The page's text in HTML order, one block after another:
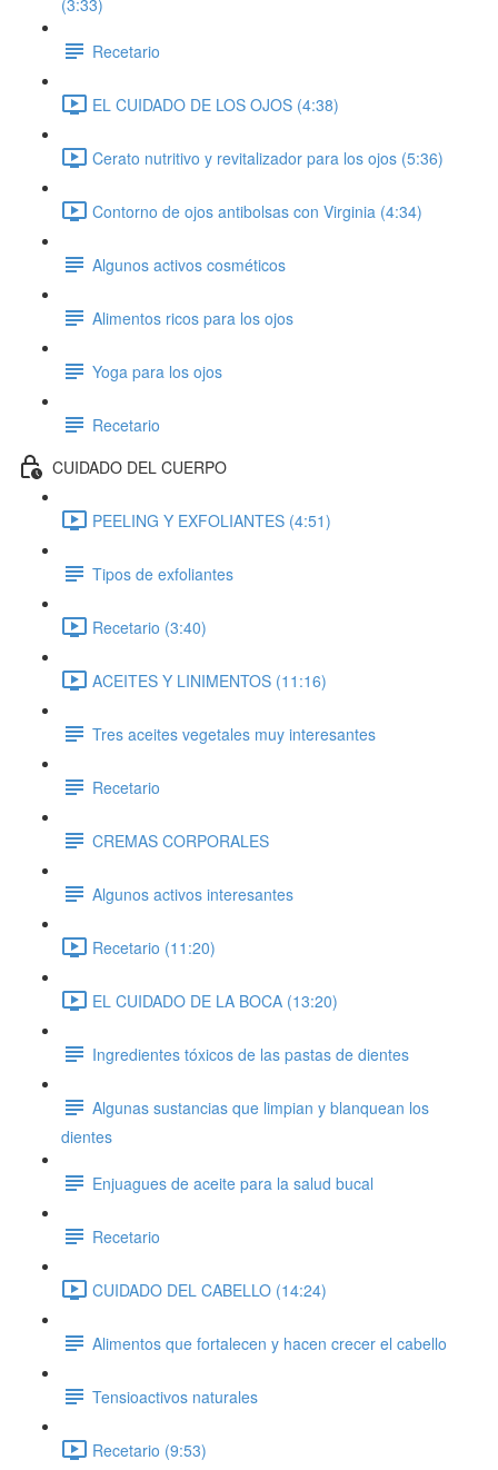
(3:33)
Recetario
EL CUIDADO DE LOS OJOS (4:38)
Cerato nutritivo y revitalizador para los ojos (5:36)
Contorno de ojos antibolsas con Virginia (4:34)
Algunos activos cosméticos
Alimentos ricos para los ojos
Yoga para los ojos
Recetario
CUIDADO DEL CUERPO
PEELING Y EXFOLIANTES (4:51)
Tipos de exfoliantes
Recetario (3:40)
ACEITES Y LINIMENTOS (11:16)
Tres aceites vegetales muy interesantes
Recetario
CREMAS CORPORALES
Algunos activos interesantes
Recetario (11:20)
EL CUIDADO DE LA BOCA (13:20)
Ingredientes tóxicos de las pastas de dientes
Algunas sustancias que limpian y blanquean los
dientes
Enjuagues de aceite para la salud bucal
Recetario
CUIDADO DEL CABELLO (14:24)
Alimentos que fortalecen y hacen crecer el cabello
Tensioactivos naturales
Recetario (9:53)